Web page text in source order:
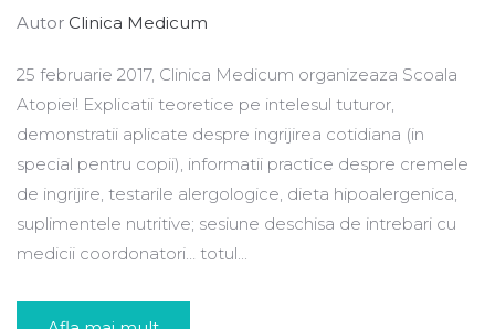
Autor Clinica Medicum
25 februarie 2017, Clinica Medicum organizeaza Scoala
Atopiei! Explicatii teoretice pe intelesul tuturor,
demonstratii aplicate despre ingrijirea cotidiana (in
special pentru copii), informatii practice despre cremele
de ingrijire, testarile alergologice, dieta hipoalergenica,
suplimentele nutritive; sesiune deschisa de intrebari cu
medicii coordonatori… totul...